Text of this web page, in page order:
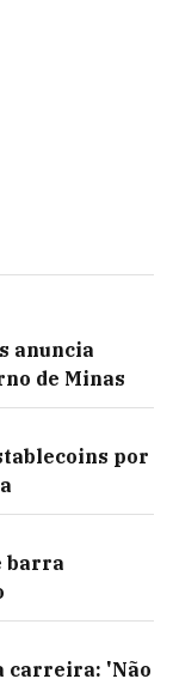
anuncia
de Minas
por
barra
carreira: 'Não